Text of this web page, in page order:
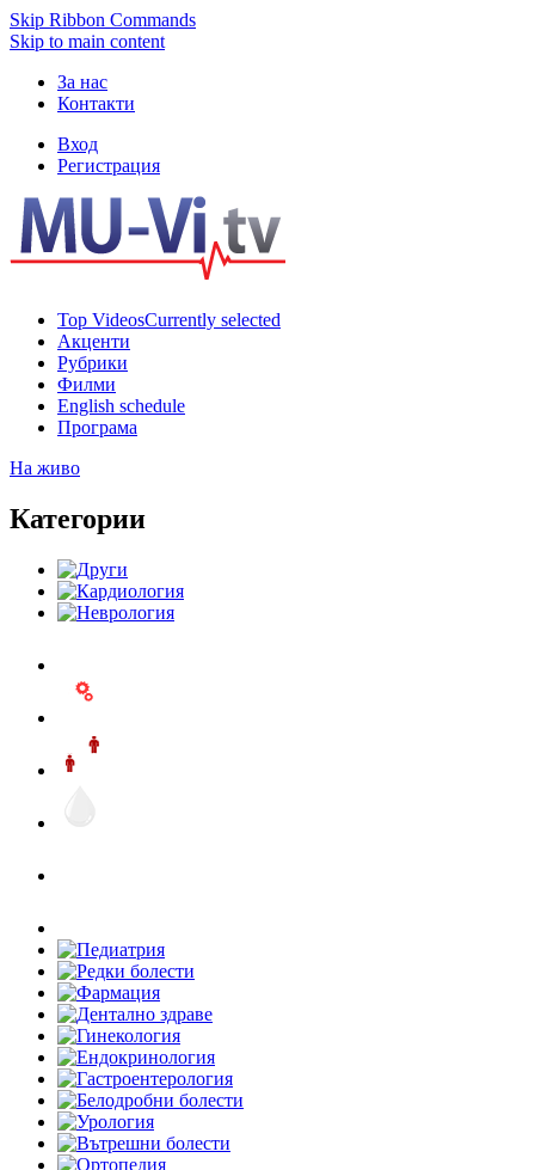
Skip Ribbon Commands
Skip to main content
За нас
Контакти
Вход
Регистрация
Top VideosCurrently selected
Акценти
Рубрики
Филми
English schedule
Програма
На живо
Категории